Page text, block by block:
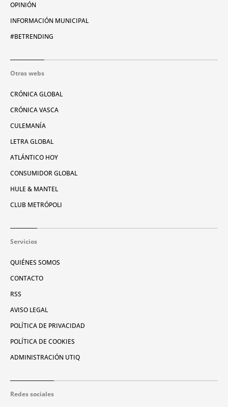
OPINIÓN
INFORMACIÓN MUNICIPAL
#BETRENDING
Otras webs
CRÓNICA GLOBAL
CRÓNICA VASCA
CULEMANÍA
LETRA GLOBAL
ATLÁNTICO HOY
CONSUMIDOR GLOBAL
HULE & MANTEL
CLUB METRÓPOLI
Servicios
QUIÉNES SOMOS
CONTACTO
RSS
AVISO LEGAL
POLÍTICA DE PRIVACIDAD
POLÍTICA DE COOKIES
ADMINISTRACIÓN UTIQ
Redes sociales